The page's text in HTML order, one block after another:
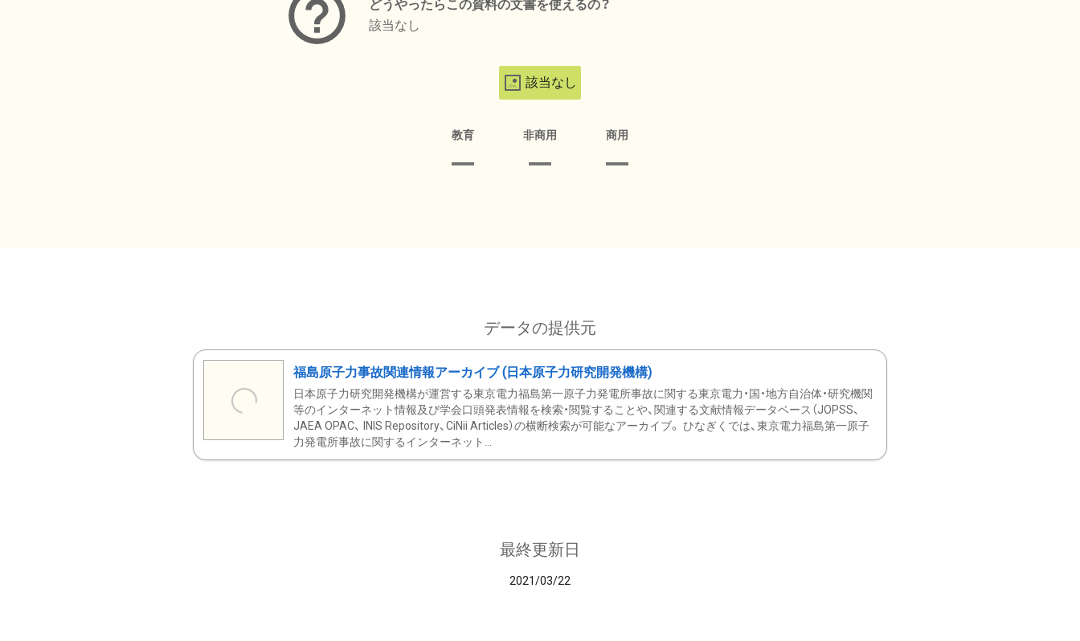
どうやったらこの資料の文書を使えるの？
該当なし
該当なし
教育 非商用 商用
データの提供元
福島原子力事故関連情報アーカイブ (日本原子力研究開発機構)
日本原子力研究開発機構が運営する東京電力福島第一原子力発電所事故に関する東京電力・国・地方自治体・研究機関
等のインターネット情報及び学会口頭発表情報を検索・閲覧することや、関連する文献情報データベース（JOPSS、
JAEA OPAC、 INIS Repository、CiNii Articles）の横断検索が可能なアーカイブ。 ひなぎくでは、東京電力福島第一原子
力発電所事故に関するインターネット...
最終更新日
2021/03/22